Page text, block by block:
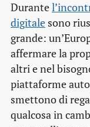
Durante
digitale sono
grande:
affermare la
altri e nel
piattaforme
smettono di
qualcosa in